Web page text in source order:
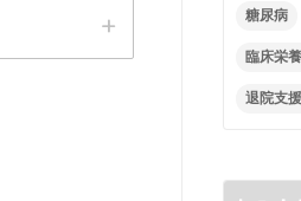
糖尿病
臨床栄
退院支